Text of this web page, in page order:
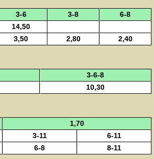
3-6 3-8
6-8
14,50
3,50 2,80 2,40
3-6-8
10,30
1,70
3-11
6-11
6-8 8-11